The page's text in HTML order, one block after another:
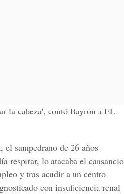
la cabeza', contó Bayron a EL
, el sampedrano de 26 años
respirar, lo atacaba el cansancio
y tras acudir a un centro
con insuficiencia renal